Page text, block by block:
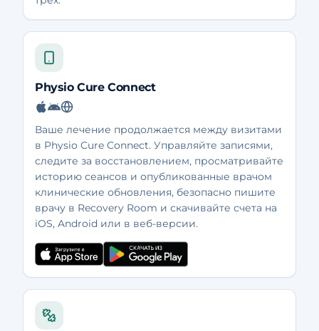
Physio Cure Connect
Ваше лечение продолжается между визитами
в Physio Cure Connect. Управляйте записями,
следите за восстановлением, просматривайте
историю сеансов и опубликованные врачом
клинические обновления, безопасно пишите
врачу в Recovery Room и скачивайте счета на
iOS, Android или в веб-версии.